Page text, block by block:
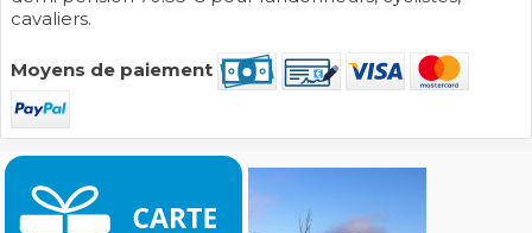
cavaliers.
Moyens de paiement